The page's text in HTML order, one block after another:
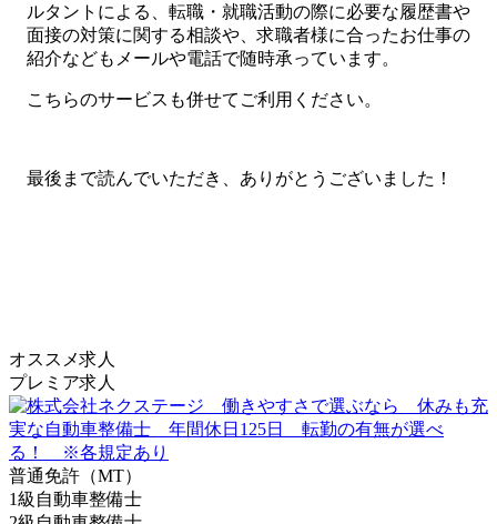
ルタントによる、転職・就職活動の際に必要な履歴書や
面接の対策に関する相談や、求職者様に合ったお仕事の
紹介などもメールや電話で随時承っています。
こちらのサービスも併せてご利用ください。
最後まで読んでいただき、ありがとうございました！
オススメ求人
プレミア求人
普通免許（MT）
1級自動車整備士